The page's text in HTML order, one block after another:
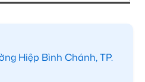
Hiệp Bình Chánh, TP.